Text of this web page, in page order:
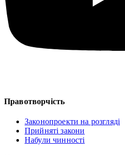
Правотворчість
Законопроекти на розгляді
Прийняті закони
Набули чинності